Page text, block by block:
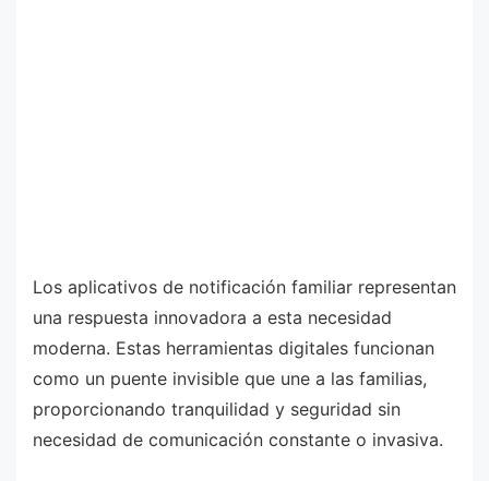
Los aplicativos de notificación familiar representan
una respuesta innovadora a esta necesidad
moderna. Estas herramientas digitales funcionan
como un puente invisible que une a las familias,
proporcionando tranquilidad y seguridad sin
necesidad de comunicación constante o invasiva.